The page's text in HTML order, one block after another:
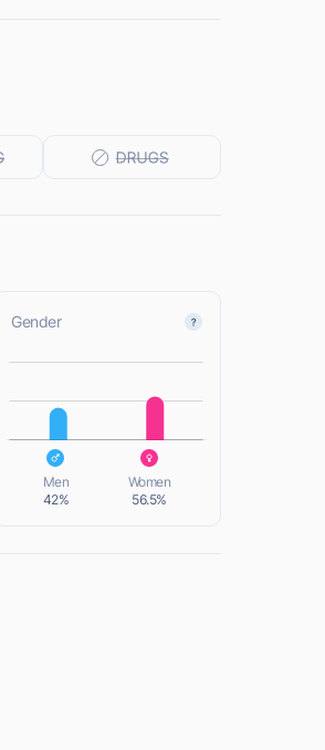
Gender
L
Men
42%
Women
56.5%